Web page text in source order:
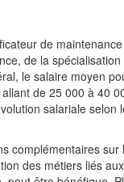
de
de la
le salaire moyen
de 25 000 à 40
salariale selon
complémentaires
des métiers liés